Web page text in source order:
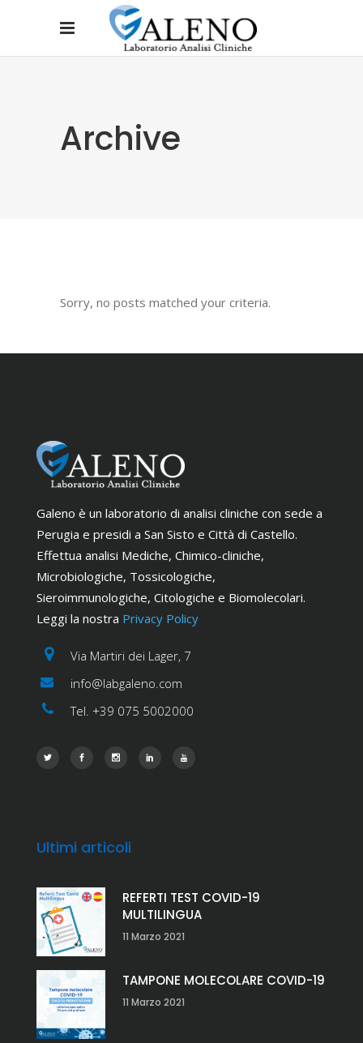
Archive
Sorry, no posts matched your criteria.
Galeno è un laboratorio di analisi cliniche con sede a
Perugia e presidi a San Sisto e Città di Castello.
Effettua analisi Mediche, Chimico-cliniche,
Microbiologiche, Tossicologiche,
Sieroimmunologiche, Citologiche e Biomolecolari.
Leggi la nostra Privacy Policy
Via Martiri dei Lager, 7
info@labgaleno.com
Tel. +39 075 5002000
Ultimi articoli
REFERTI TEST COVID-19
MULTILINGUA
11 Marzo 2021
TAMPONE MOLECOLARE COVID-19
11 Marzo 2021